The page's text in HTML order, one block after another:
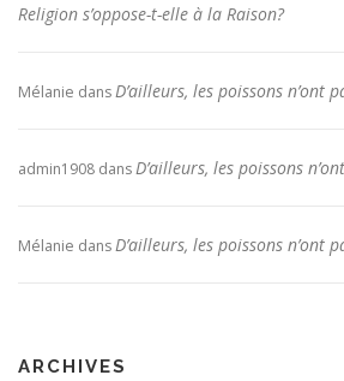
Religion s’oppose-t-elle à la Raison?
Mélanie dansD’ailleurs, les poissons n’ont
admin1908 dansD’ailleurs, les poissons
Mélanie dansD’ailleurs, les poissons n’ont
ARCHIVES